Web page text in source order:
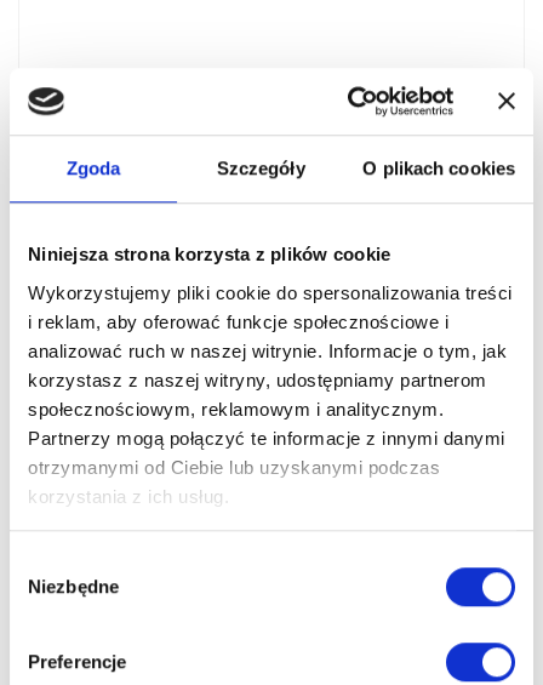
Zgoda Szczegóły O plikach cookies
Niniejsza strona korzysta z plików cookie
Wykorzystujemy pliki cookie do spersonalizowania treści
i reklam, aby oferować funkcje społecznościowe i
analizować ruch w naszej witrynie. Informacje o tym, jak
korzystasz z naszej witryny, udostępniamy partnerom
społecznościowym, reklamowym i analitycznym.
Partnerzy mogą połączyć te informacje z innymi danymi
otrzymanymi od Ciebie lub uzyskanymi podczas
korzystania z ich usług.
zgody
Niezbędne
Preferencje
Marta Aniszewska
Telefon:
+48 662 162 798
Email:
marta.aniszewska@litigato.pl
UMÓW KONSULTACJĘ